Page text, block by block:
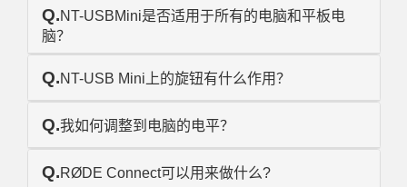
Q.NT-USBMini是否适用于所有的电脑和平板电
脑？
Q.NT-USB Mini上的旋钮有什么作用？
Q.我如何调整到电脑的电平？
Q.RØDE Connect可以用来做什么?